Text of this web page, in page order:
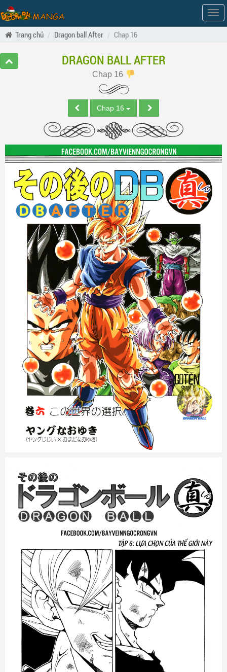
Hiện
Trang chủ
Dragon ball After Chap 16
DRAGON BALL AFTER
Chap 16
Chap 16